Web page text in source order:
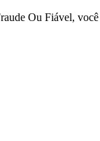
Ou Fiável, você